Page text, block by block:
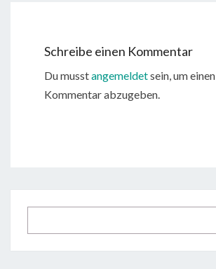
Schreibe einen Kommentar
Du musstangemeldetsein, um einen
Kommentar abzugeben.